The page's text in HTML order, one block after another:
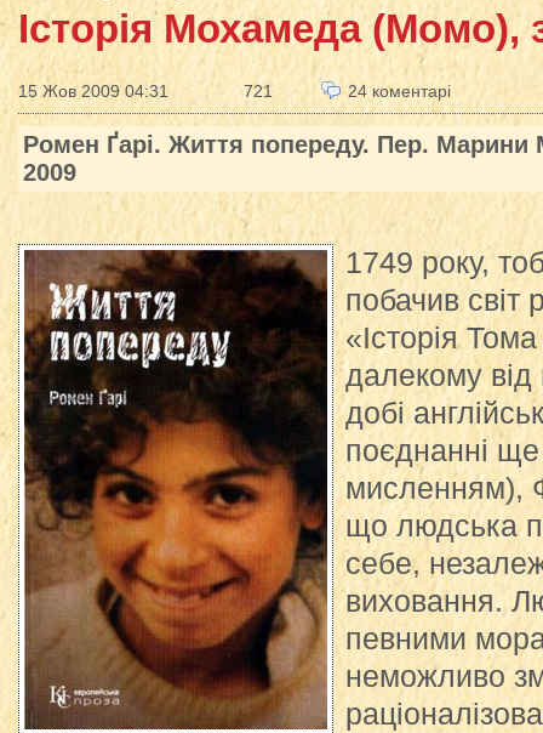
Історія Мохамеда (Момо),
15 Жов 2009 04:31 721 24 коментарі
Ромен Ґарі. Життя попереду. Пер. Марини
2009
1749 року,
побачив світ
«Історія
далекому від
добі
поєднанні
мисленням),
що людська
себе,
виховання.
певними
неможливо